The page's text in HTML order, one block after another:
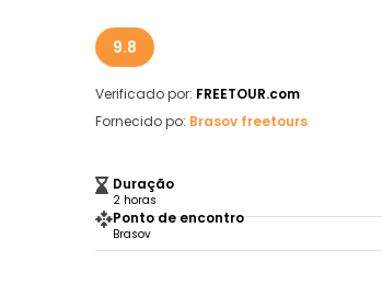
9.8
Verificado por: FREETOUR.com
Fornecido po: Brasov freetours
Duração
2 horas
Ponto de encontro
Brasov